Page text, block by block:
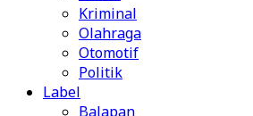
Kriminal
Olahraga
Otomotif
Politik
Label
Balapan